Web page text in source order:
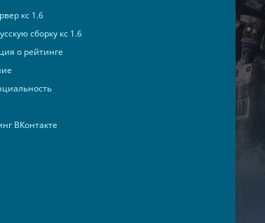
кс 1.6
сборку кс 1.6
о рейтинге
ВКонтакте